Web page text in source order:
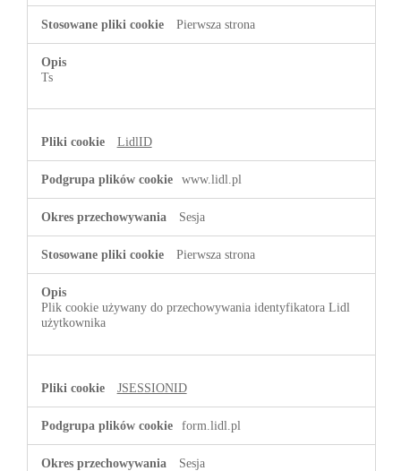
Pierwsza strona
Ts
LidlID
www.lidl.pl
Sesja
Pierwsza strona
Plik cookie używany do przechowywania identyfikatora Lidl
użytkownika
JSESSIONID
form.lidl.pl
Sesja